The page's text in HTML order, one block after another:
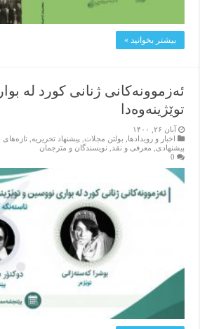
بیشتر بخوانید »
ئەزموونەکانی ژنانی کورد لە
توێژینەوەدا
آبان ۲۶, ۱۴۰۰
اخبار و رویدادها
بولتن مجلات پیشنهاد تحریریه ,تازەهای
پیشنهادی
معرفی و نقد
نویسندگان و مترجمان
0